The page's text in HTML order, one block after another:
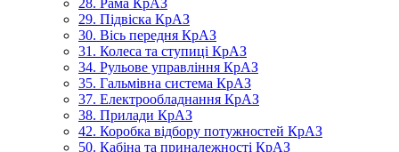
28. Рама КрАЗ
29. Підвіска КрАЗ
30. Вісь передня КрАЗ
31. Колеса та ступиці КрАЗ
34. Рульове управління КрАЗ
35. Гальмівна система КрАЗ
37. Електрообладнання КрАЗ
38. Прилади КрАЗ
42. Коробка відбору потужностей КрАЗ
50. Кабіна та приналежності КрАЗ